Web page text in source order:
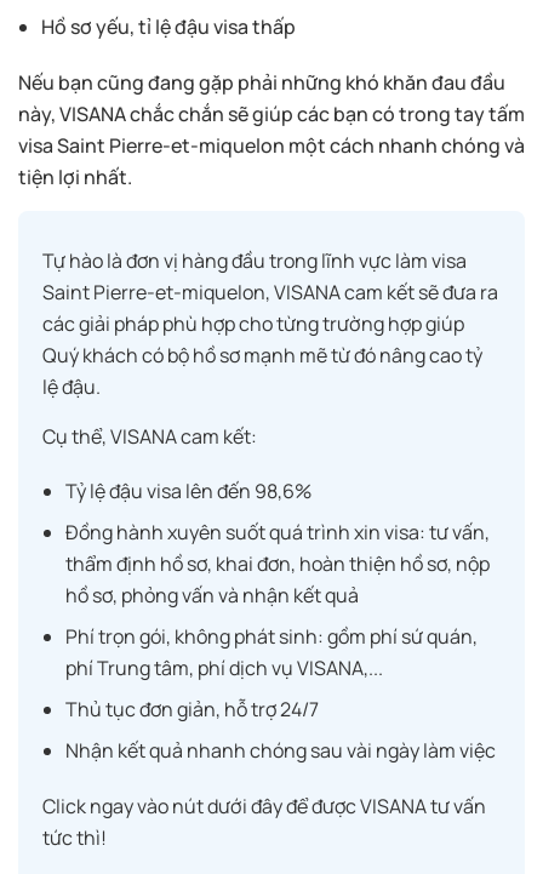
Hồ sơ yếu, tỉ lệ đậu visa thấp
Nếu bạn cũng đang gặp phải những khó khăn đau đầu
này, VISANA chắc chắn sẽ giúp các bạn có trong tay tấm
visa Saint Pierre-et-miquelon một cách nhanh chóng và
tiện lợi nhất.
Tự hào là đơn vị hàng đầu trong lĩnh vực làm visa
Saint Pierre-et-miquelon, VISANA cam kết sẽ đưa ra
các giải pháp phù hợp cho từng trường hợp giúp
Quý khách có bộ hồ sơ mạnh mẽ từ đó nâng cao tỷ
lệ đậu.
Cụ thể, VISANA cam kết:
Tỷ lệ đậu visa lên đến 98,6%
Đồng hành xuyên suốt quá trình xin visa: tư vấn,
thẩm định hồ sơ, khai đơn, hoàn thiện hồ sơ, nộp
hồ sơ, phỏng vấn và nhận kết quả
Phí trọn gói, không phát sinh: gồm phí sứ quán,
phí Trung tâm, phí dịch vụ VISANA,...
Thủ tục đơn giản, hỗ trợ 24/7
Nhận kết quả nhanh chóng sau vài ngày làm việc
Click ngay vào nút dưới đây để được VISANA tư vấn
tức thì!